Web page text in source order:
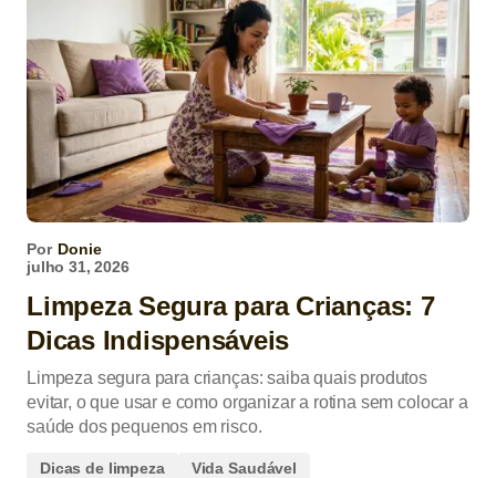
Por Donie
julho 31, 2026
Limpeza Segura para Crianças: 7
Dicas Indispensáveis
Limpeza segura para crianças: saiba quais produtos
evitar, o que usar e como organizar a rotina sem colocar a
saúde dos pequenos em risco.
Dicas de limpeza Vida Saudável